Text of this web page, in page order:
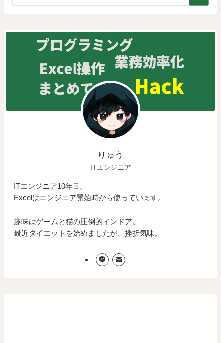
りゅう
ITエンジニア
ITエンジニア10年目。
Excelはエンジニア開始時から使っています。
趣味はゲームと猫の圧倒的インドア。
最近ダイエットを始めましたが、挫折気味。